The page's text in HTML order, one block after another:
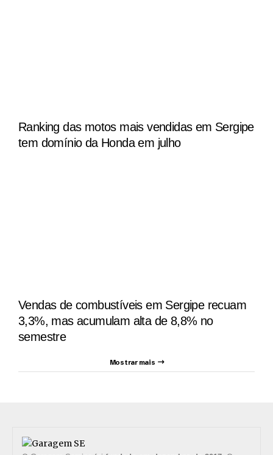
Ranking das motos mais vendidas em Sergipe
tem domínio da Honda em julho
Vendas de combustíveis em Sergipe recuam
3,3%, mas acumulam alta de 8,8% no
semestre
Mostrar mais